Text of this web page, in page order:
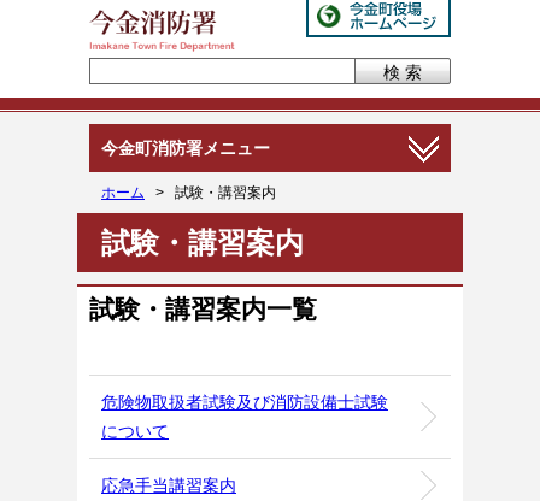
今金町消防署メニュー
ホーム > 試験・講習案内
試験・講習案内
試験・講習案内一覧
危険物取扱者試験及び消防設備士試験
について
応急手当講習案内